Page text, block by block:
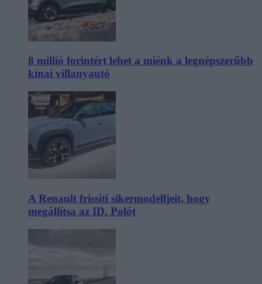
8 millió forintért lehet a miénk a legnépszerűbb
kínai villanyautó
A Renault frissíti sikermodelljeit, hogy
megállítsa az ID. Polót